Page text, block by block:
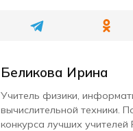
Беликова Ирина
Учитель физики,
вычислительной техники.
конкурса лучших учителей